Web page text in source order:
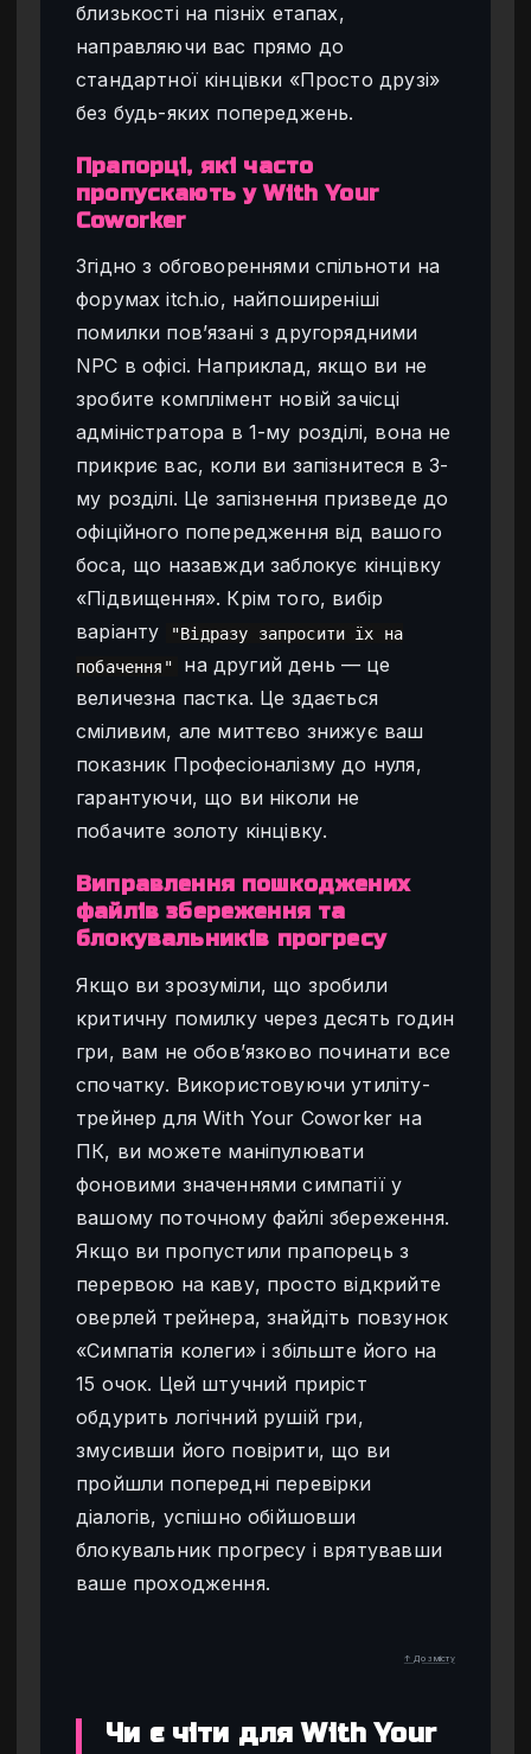
близькості на пізніх етапах,
направляючи вас прямо до
стандартної кінцівки «Просто друзі»
без будь-яких попереджень.
Прапорці, які часто
пропускають у With Your
Coworker
Згідно з обговореннями спільноти на
форумах itch.io, найпоширеніші
помилки пов’язані з другорядними
NPC в офісі. Наприклад, якщо ви не
зробите комплімент новій зачісці
адміністратора в 1-му розділі, вона не
прикриє вас, коли ви запізнитеся в 3-
му розділі. Це запізнення призведе до
офіційного попередження від вашого
боса, що назавжди заблокує кінцівку
«Підвищення». Крім того, вибір
варіанту
"Відразу запросити їх на
побачення"
на другий день — це
величезна пастка. Це здається
сміливим, але миттєво знижує ваш
показник Професіоналізму до нуля,
гарантуючи, що ви ніколи не
побачите золоту кінцівку.
Виправлення пошкоджених
файлів збереження та
блокувальників прогресу
Якщо ви зрозуміли, що зробили
критичну помилку через десять годин
гри, вам не обов’язково починати все
спочатку. Використовуючи утиліту-
трейнер для With Your Coworker на
ПК, ви можете маніпулювати
фоновими значеннями симпатії у
вашому поточному файлі збереження.
Якщо ви пропустили прапорець з
перервою на каву, просто відкрийте
оверлей трейнера, знайдіть повзунок
«Симпатія колеги» і збільште його на
15 очок. Цей штучний приріст
обдурить логічний рушій гри,
змусивши його повірити, що ви
пройшли попередні перевірки
діалогів, успішно обійшовши
блокувальник прогресу і врятувавши
ваше проходження.
↑ До змісту
Чи є чіти для With Your